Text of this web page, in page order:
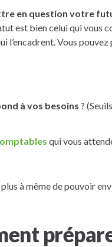
en question votre
est bien celui qui vous
l’encadrent. Vous pouvez
à vos besoins ?
qui vous
à même de pouvoir